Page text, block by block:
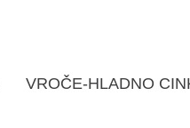
VROČE-HLADNO